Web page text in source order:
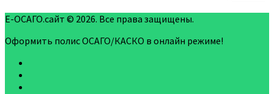
Е-ОСАГО.сайт © 2026. Все права защищены.
Оформить полис ОСАГО/КАСКО в онлайн режиме!